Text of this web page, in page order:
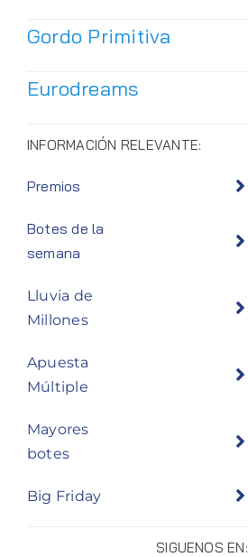
Gordo Primitiva
Eurodreams
INFORMACIÓN RELEVANTE:
Premios
Botes de la
semana
Lluvia de
Millones
Apuesta
Múltiple
Mayores
botes
Big Friday
SIGUENOS EN: